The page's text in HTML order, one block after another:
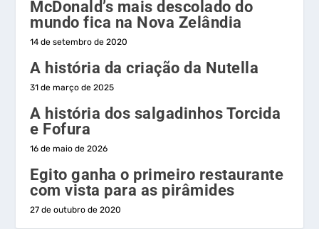
McDonald’s mais descolado do
mundo fica na Nova Zelândia
14 de setembro de 2020
A história da criação da Nutella
31 de março de 2025
A história dos salgadinhos Torcida
e Fofura
16 de maio de 2026
Egito ganha o primeiro restaurante
com vista para as pirâmides
27 de outubro de 2020